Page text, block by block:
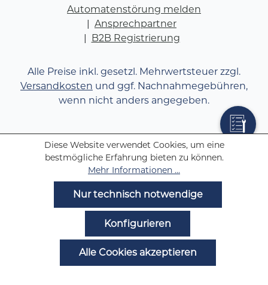
Automatenstörung melden
Ansprechpartner
B2B Registrierung
Alle Preise inkl. gesetzl. Mehrwertsteuer zzgl.
Versandkosten und ggf. Nachnahmegebühren,
wenn nicht anders angegeben.
Diese Website verwendet Cookies, um eine
bestmögliche Erfahrung bieten zu können.
Mehr Informationen ...
Nur technisch notwendige
Konfigurieren
Alle Cookies akzeptieren